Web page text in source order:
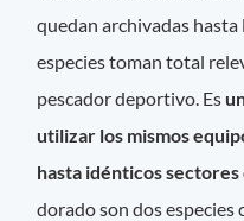
quedan archivadas
especies toman total
pescador deportivo. Es
utilizar los mismos
hasta idénticos sectores
dorado son dos especies